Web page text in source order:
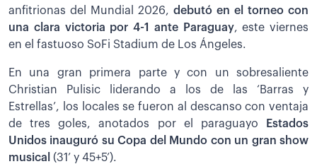
anfitrionas del Mundial 2026, debutó en el torneo con
una clara victoria por 4-1 ante Paraguay, este viernes
en el fastuoso SoFi Stadium de Los Ángeles.
En una gran primera parte y con un sobresaliente
Christian Pulisic liderando a los de las ‘Barras y
Estrellas’, los locales se fueron al descanso con ventaja
de tres goles, anotados por el paraguayo
Estados
Unidos inauguró su Copa del Mundo con un gran show
musical (31’ y 45+5’).